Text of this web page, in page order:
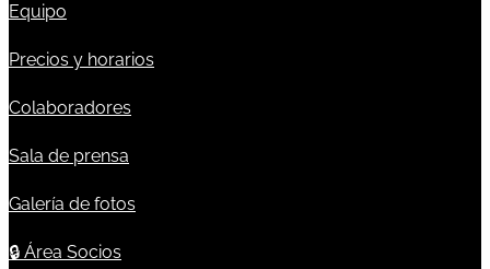
Equipo
Precios y horarios
Colaboradores
Sala de prensa
Galería de fotos
🔒 Área Socios